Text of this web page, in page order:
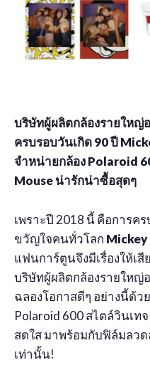
บริษัทผู้ผลิตกล้องรายใหญ่
ครบรอบวันเกิด 90 ปี
จำหน่ายกล้อง Polaroid
Mouse น่ารักน่าซื้อสุดๆ
เพราะปี 2018 นี้ คือการค
ขวัญใจคนทั่วโลก Mickey
แฟนการ์ตูนจึงมีเรื่องให้เ
บริษัทผู้ผลิตกล้องรายใหญ่
ฉลองโอกาสดีๆ อย่างนี้ด้ว
Polaroid 600 สไตล์วินเท
สดใส มาพร้อมกับฟิล์มลว
เท่านั้น!